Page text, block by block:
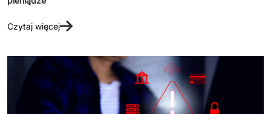
Czytaj więcej